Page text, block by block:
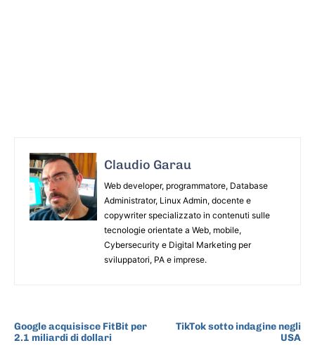
Claudio Garau
Web developer, programmatore, Database
Administrator, Linux Admin, docente e
copywriter specializzato in contenuti sulle
tecnologie orientate a Web, mobile,
Cybersecurity e Digital Marketing per
sviluppatori, PA e imprese.
Google acquisisce FitBit per
2.1 miliardi di dollari
TikTok sotto indagine negli
USA